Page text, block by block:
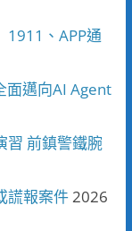
、APP通
邁向AI Agent
習 前鎮警鐵腕
謊報案件2026